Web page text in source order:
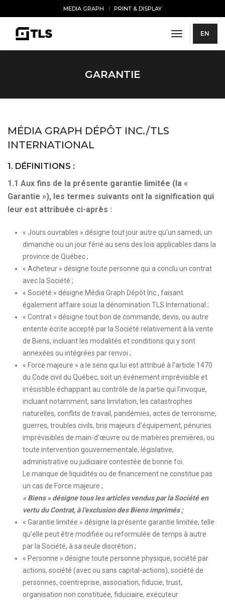
MEDIA GRAPH PRINT & DISPLAY
toggleEN
GARANTIE
MÉDIA GRAPH DÉPÔT INC./TLS
INTERNATIONAL
1. DÉFINITIONS :
1.1 Aux fins de la présente garantie limitée (la «
Garantie »), les termes suivants ont la signification qui
leur est attribuée ci-après :
« Jours ouvrables » désigne tout jour autre qu’un samedi, un
dimanche ou un jour férié au sens des lois applicables dans la
province de Québec ;
« Acheteur » désigne toute personne qui a conclu un contrat
avec la Société ;
« Société » désigne Média Graph Dépôt Inc., faisant
également affaire sous la dénomination TLS International ;
« Contrat » désigne tout bon de commande, devis, ou autre
entente écrite accepté par la Société relativement à la vente
de Biens, incluant les modalités et conditions qui y sont
annexées ou intégrées par renvoi ;
« Force majeure » a le sens qui lui est attribué à l’article 1470
du Code civil du Québec, soit un événement imprévisible et
irrésistible échappant au contrôle de la partie qui l’invoque,
incluant notamment, sans limitation, les catastrophes
naturelles, conflits de travail, pandémies, actes de terrorisme,
guerres, troubles civils, bris majeurs d’équipement, pénuries
imprévisibles de main-d’œuvre ou de matières premières, ou
toute intervention gouvernementale, législative,
administrative ou judiciaire contestée de bonne foi.
Le manque de liquidités ou de financement ne constitue pas
un cas de Force majeure ;
« Biens » désigne tous les articles vendus par la Société en
vertu du Contrat, à l’exclusion des Biens imprimés ;
« Garantie limitée » désigne la présente garantie limitée, telle
qu’elle peut être modifiée ou reformulée de temps à autre
par la Société, à sa seule discrétion ;
« Personne » désigne toute personne physique, société par
actions, société (avec ou sans capital-actions), société de
personnes, coentreprise, association, fiducie, trust,
organisation non constituée, fiduciaire, exécuteur